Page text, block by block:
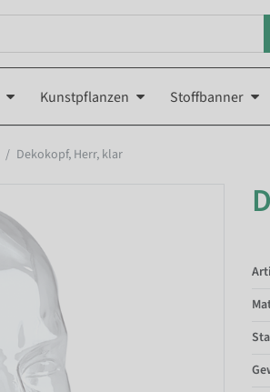
Kunstpflanzen Stoffbanner
Dekokopf, Herr, klar